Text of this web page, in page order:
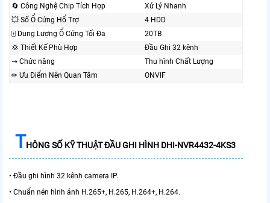
🔄 Công Nghệ Chip Tích Hợp
Xử Lý Nhanh
💥 Số Ổ Cứng Hổ Trợ
4 HDD
🀄 Dung Lượng Ổ Cứng Tối Đa
20TB
💢 Thiết Kế Phù Hợp
Đầu Ghi 32 kênh
⇝ Chức năng
Thu hình Chất Lượng
✏ Ưu Điểm Nên Quan Tâm
ONVIF
THÔNG SỐ KỸ THUẬT ĐẦU GHI HÌNH DHI-NVR4432-4KS3
• Đầu ghi hình 32 kênh camera IP.
• Chuẩn nén hình ảnh H.265+, H.265, H.264+, H.264.